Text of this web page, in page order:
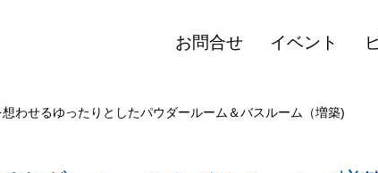
お問合せ イベント
想わせるゆったりとしたパウダールーム＆バスルーム（増築)